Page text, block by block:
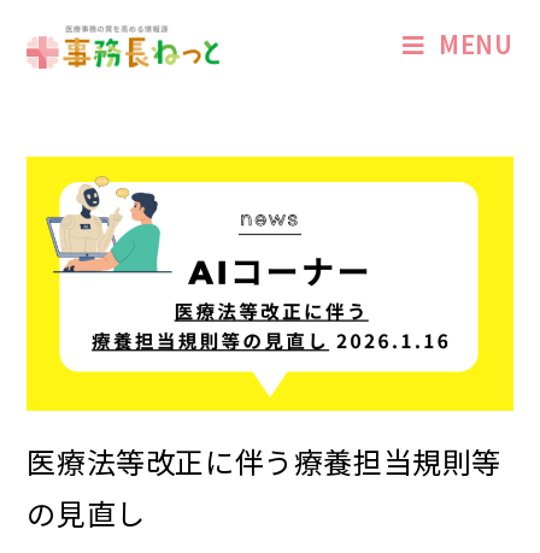
MENU
医療法等改正に伴う療養担当規則等
の見直し